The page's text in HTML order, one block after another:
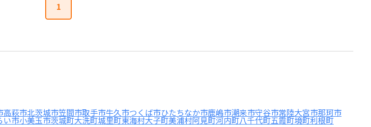
1
高萩市北茨城市笠間市取手市牛久市つくば市ひたちなか市鹿嶋市潮来市守谷市常陸大宮市那珂市
い市小美玉市茨城町大洗町城里町東海村大子町美浦村阿見町河内町八千代町五霞町境町利根町